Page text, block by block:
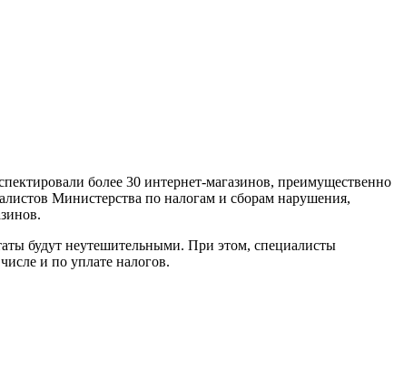
более 30 интернет-магазинов, преимущественно
Министерства по налогам и сборам нарушения,
будут неутешительными. При этом, специалисты
и по уплате налогов.